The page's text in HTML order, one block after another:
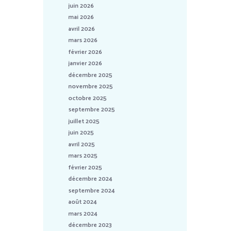
juin 2026
mai 2026
avril 2026
mars 2026
février 2026
janvier 2026
décembre 2025
novembre 2025
octobre 2025
septembre 2025
juillet 2025
juin 2025
avril 2025
mars 2025
février 2025
décembre 2024
septembre 2024
août 2024
mars 2024
décembre 2023